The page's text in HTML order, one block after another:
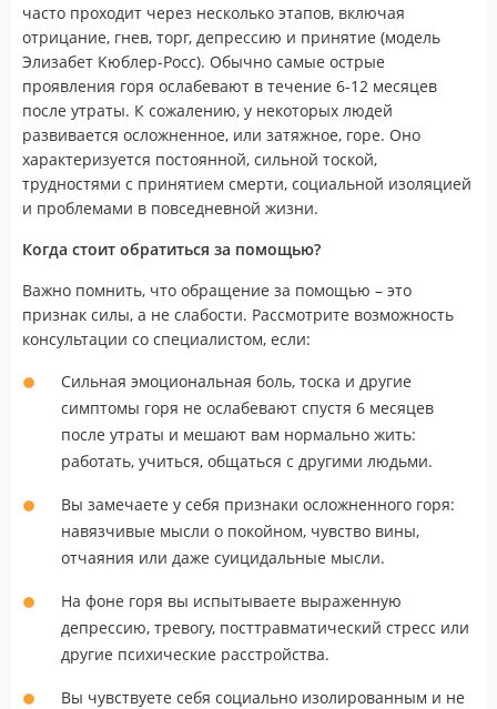
часто проходит через несколько этапов, включая
отрицание, гнев, торг, депрессию и принятие (модель
Элизабет Кюблер-Росс). Обычно самые острые
проявления горя ослабевают в течение 6-12 месяцев
после утраты. К сожалению, у некоторых людей
развивается осложненное, или затяжное, горе. Оно
характеризуется постоянной, сильной тоской,
трудностями с принятием смерти, социальной изоляцией
и проблемами в повседневной жизни.
Когда стоит обратиться за помощью?
Важно помнить, что обращение за помощью – это
признак силы, а не слабости. Рассмотрите возможность
консультации со специалистом, если:
Сильная эмоциональная боль, тоска и другие
симптомы горя не ослабевают спустя 6 месяцев
после утраты и мешают вам нормально жить:
работать, учиться, общаться с другими людьми.
Вы замечаете у себя признаки осложненного горя:
навязчивые мысли о покойном, чувство вины,
отчаяния или даже суицидальные мысли.
На фоне горя вы испытываете выраженную
депрессию, тревогу, посттравматический стресс или
другие психические расстройства.
Вы чувствуете себя социально изолированным и не